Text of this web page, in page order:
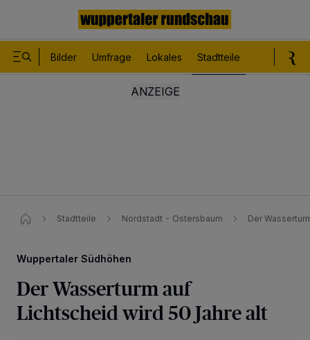
Bilder Umfrage Lokales Stadtteile
Stadtteile Nordstadt - Ostersbaum Der
Wuppertaler Südhöhen
Der Wasserturm auf
Lichtscheid wird 50 Jahre alt